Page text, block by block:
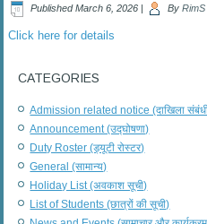
Published March 6, 2026 | By RimS
Click here for details
CATEGORIES
Admission related notice (दाखिला
Announcement (उद्घोषणा)
Duty Roster (ड्यूटी रोस्टर)
General (सामान्य)
Holiday List (अवकाश सूची)
List of Students (छात्रों की सूची)